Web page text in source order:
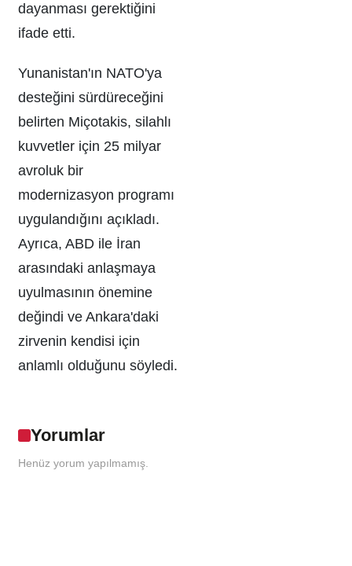
dayanması gerektiğini
ifade etti.
Yunanistan'ın NATO'ya
desteğini sürdüreceğini
belirten Miçotakis, silahlı
kuvvetler için 25 milyar
avroluk bir
modernizasyon programı
uygulandığını açıkladı.
Ayrıca, ABD ile İran
arasındaki anlaşmaya
uyulmasının önemine
değindi ve Ankara'daki
zirvenin kendisi için
anlamlı olduğunu söyledi.
Yorumlar
Henüz yorum yapılmamış.